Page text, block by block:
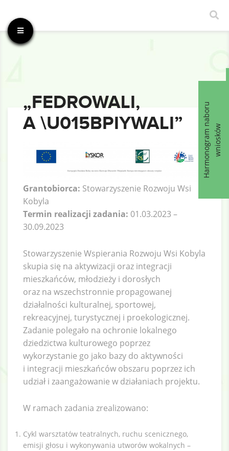
Harmonogram naboruwniosków
„FEDROWALI,
A \U015BPIYWALI”
Grantobiorca: Stowarzyszenie Rozwoju Wsi
Kobyla
Termin realizacji zadania: 01.03.2023 –
30.09.2023
Stowarzyszenie Wspierania Rozwoju Wsi Kobyla
skupia się na aktywizacji oraz integracji
mieszkańców, młodzieży i dorosłych
oraz na wszechstronnie propagowanej
działalności kulturalnej, sportowej,
rekreacyjnej, turystycznej i proekologicznej.
Zadanie polegało na ochronie lokalnego
dziedzictwa kulturowego poprzez
wykorzystanie go jako bazy do aktywności
i integracji mieszkańców obszaru poprzez ich
udział i zaangażowanie w działaniach projektu.
W ramach zadania zrealizowano:
Cykl warsztatów teatralnych, ruchu scenicznego,
emisji głosu i wykonywania utworów wokalnych –